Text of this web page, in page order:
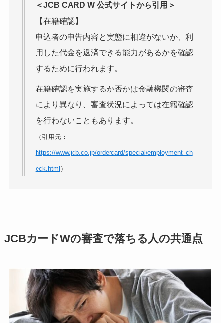
＜JCB CARD W 公式サイトから引用＞
【在籍確認】
申込者の申告内容と実態に相違がないか、利
用した代金を返済できる能力があるかを確認
するために行われます。
在籍確認を実施するか否かは金融機関の審査
により異なり、審査状況によっては在籍確認
を行わないこともあります。
（引用元：
https://www.jcb.co.jp/ordercard/special/employment_ch
eck.html ）
JCBカードWの審査で落ちる人の共通点